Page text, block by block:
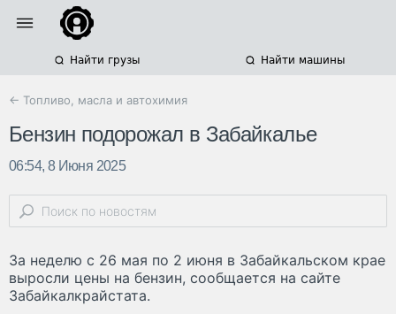
Найти грузы Найти машины
← Топливо, масла и автохимия
Бензин подорожал в Забайкалье
06:54, 8 Июня 2025
За неделю с 26 мая по 2 июня в Забайкальском крае
выросли цены на бензин, сообщается на сайте
Забайкалкрайстата.